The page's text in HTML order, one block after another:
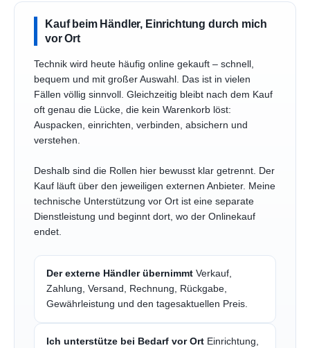
Kauf beim Händler, Einrichtung durch mich
vor Ort
Technik wird heute häufig online gekauft – schnell,
bequem und mit großer Auswahl. Das ist in vielen
Fällen völlig sinnvoll. Gleichzeitig bleibt nach dem Kauf
oft genau die Lücke, die kein Warenkorb löst:
Auspacken, einrichten, verbinden, absichern und
verstehen.
Deshalb sind die Rollen hier bewusst klar getrennt. Der
Kauf läuft über den jeweiligen externen Anbieter. Meine
technische Unterstützung vor Ort ist eine separate
Dienstleistung und beginnt dort, wo der Onlinekauf
endet.
Der externe Händler übernimmt Verkauf,
Zahlung, Versand, Rechnung, Rückgabe,
Gewährleistung und den tagesaktuellen Preis.
Ich unterstütze bei Bedarf vor Ort Einrichtung,